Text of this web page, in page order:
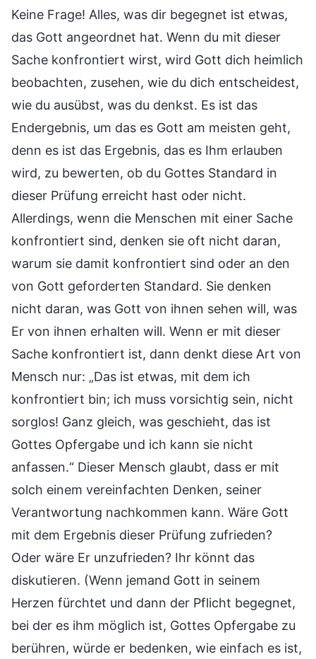
Keine Frage! Alles, was dir begegnet ist etwas,
das Gott angeordnet hat. Wenn du mit dieser
Sache konfrontiert wirst, wird Gott dich heimlich
beobachten, zusehen, wie du dich entscheidest,
wie du ausübst, was du denkst. Es ist das
Endergebnis, um das es Gott am meisten geht,
denn es ist das Ergebnis, das es Ihm erlauben
wird, zu bewerten, ob du Gottes Standard in
dieser Prüfung erreicht hast oder nicht.
Allerdings, wenn die Menschen mit einer Sache
konfrontiert sind, denken sie oft nicht daran,
warum sie damit konfrontiert sind oder an den
von Gott geforderten Standard. Sie denken
nicht daran, was Gott von ihnen sehen will, was
Er von ihnen erhalten will. Wenn er mit dieser
Sache konfrontiert ist, dann denkt diese Art von
Mensch nur: „Das ist etwas, mit dem ich
konfrontiert bin; ich muss vorsichtig sein, nicht
sorglos! Ganz gleich, was geschieht, das ist
Gottes Opfergabe und ich kann sie nicht
anfassen.“ Dieser Mensch glaubt, dass er mit
solch einem vereinfachten Denken, seiner
Verantwortung nachkommen kann. Wäre Gott
mit dem Ergebnis dieser Prüfung zufrieden?
Oder wäre Er unzufrieden? Ihr könnt das
diskutieren. (Wenn jemand Gott in seinem
Herzen fürchtet und dann der Pflicht begegnet,
bei der es ihm möglich ist, Gottes Opfergabe zu
berühren, würde er bedenken, wie einfach es ist,